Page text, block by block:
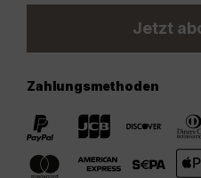
Jetzt
Zahlungsmethoden